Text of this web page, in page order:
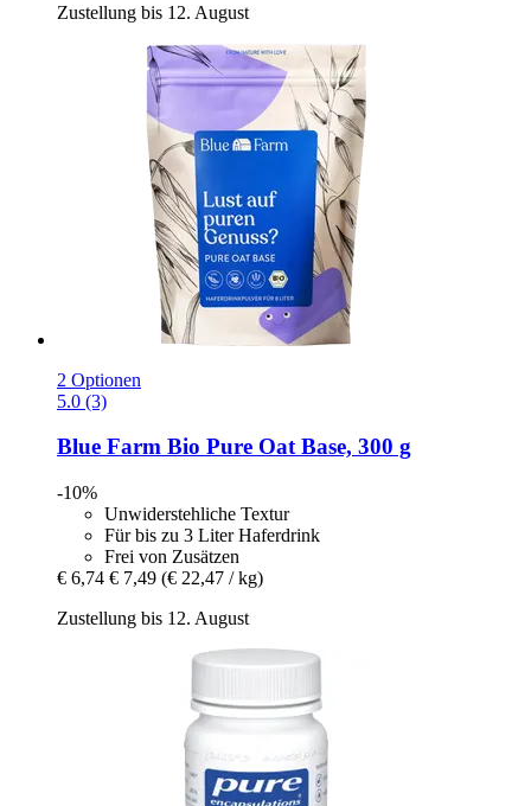
Zustellung bis 12. August
2 Optionen
5.0 (3)
Blue Farm Bio Pure Oat Base, 300 g
-10%
Unwiderstehliche Textur
Für bis zu 3 Liter Haferdrink
Frei von Zusätzen
€ 6,74 € 7,49 (€ 22,47 / kg)
Zustellung bis 12. August